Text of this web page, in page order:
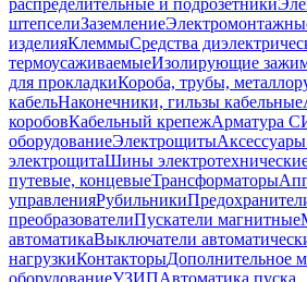
распределительные и подрозетники
штепселиЗаземление
изделияКлеммыСредства
термоусаживаемыеИзолирующие
для прокладкиКороба, трубы,
кабельНаконечники, гильзы кабельные
коробовКабельный крепежАрматура
оборудованиеЭлектрощиты
электрощитаШины
путевые, концевыеТрансформаторы
управленияРубильники
преобразователиПускатели магнитные
автоматикаВыключатели
нагрузкиКонтакторыДополнительное
оборудованиеУЗИПАвтоматика пуска